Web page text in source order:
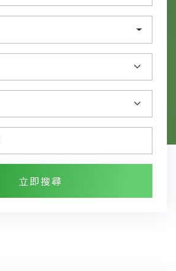
立即搜尋